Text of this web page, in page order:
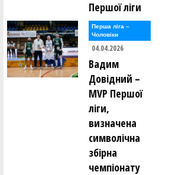
Першої ліги
Перша лiга –
Чоловiки
04.04.2026
Вадим
Довідний –
MVP Першої
ліги,
визначена
символічна
збірна
чемпіонату